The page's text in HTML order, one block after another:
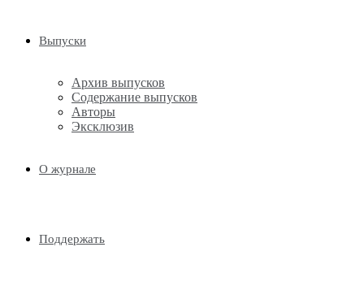
Выпуски
Архив выпусков
Содержание выпусков
Авторы
Эксклюзив
О журнале
Поддержать